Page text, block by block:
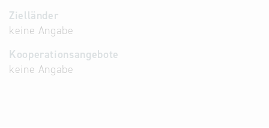
Zielländer
keine Angabe
Kooperationsangebote
keine Angabe